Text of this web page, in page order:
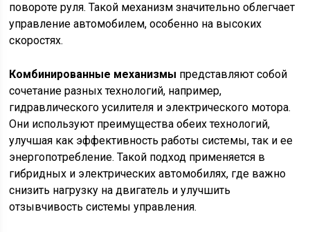
повороте руля. Такой механизм значительно облегчает
управление автомобилем, особенно на высоких
скоростях.
Комбинированные механизмы представляют собой
сочетание разных технологий, например,
гидравлического усилителя и электрического мотора.
Они используют преимущества обеих технологий,
улучшая как эффективность работы системы, так и ее
энергопотребление. Такой подход применяется в
гибридных и электрических автомобилях, где важно
снизить нагрузку на двигатель и улучшить
отзывчивость системы управления.